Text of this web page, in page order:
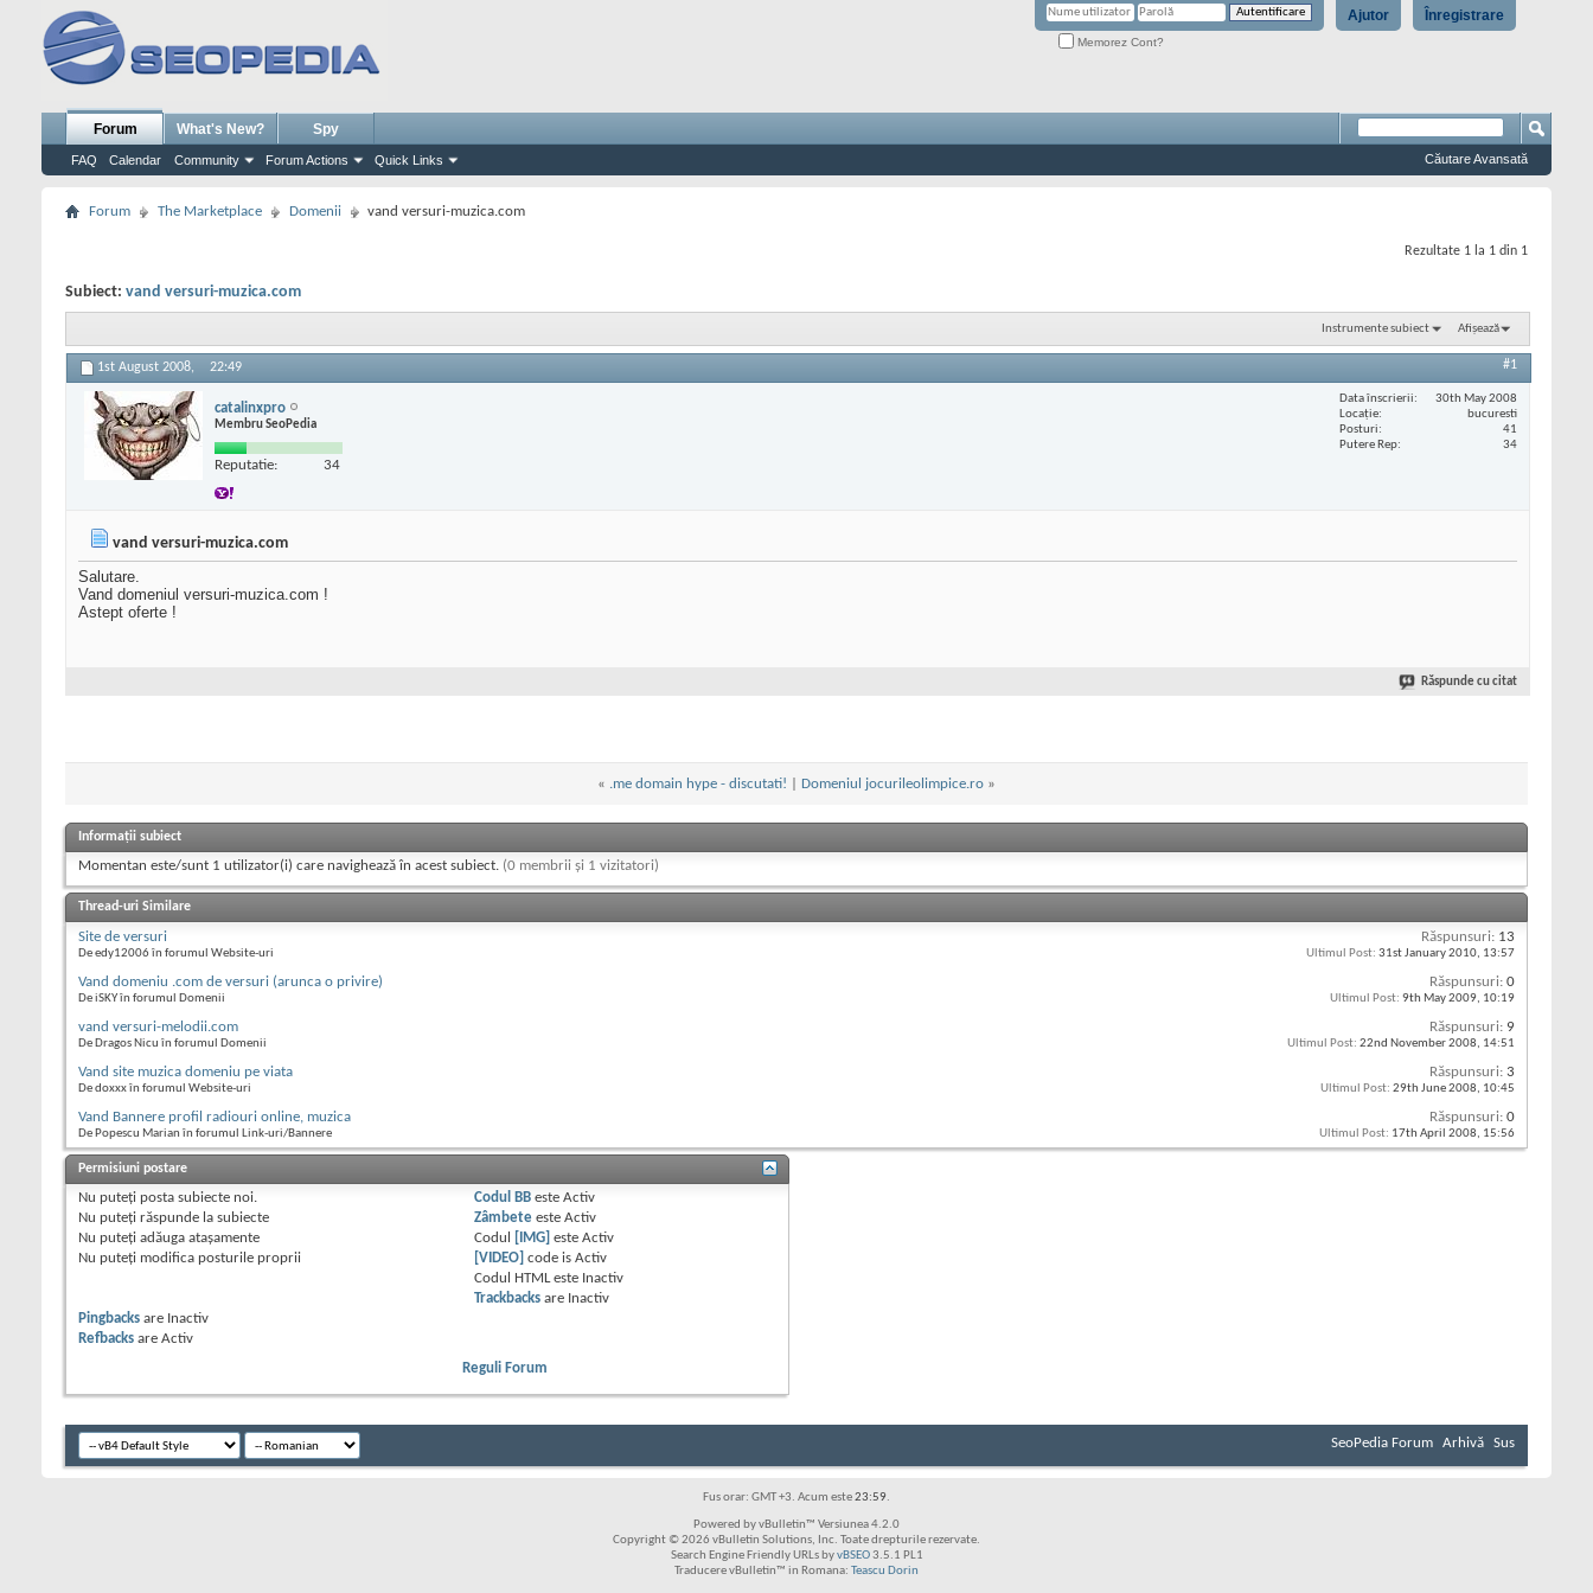
Înregistrare
Ajutor
Memorez Cont?
Forum
FAQ Calendar Community Forum Actions Quick Links
What's New? Spy
Căutare Avansată
Forum The Marketplace Domenii vand versuri-muzica.com
Rezultate 1 la 1 din 1
Subiect: vand versuri-muzica.com
Instrumente subiect Afișează
1st August 2008, 22:49 #1
catalinxpro
Membru SeoPedia
Reputatie: 34
Data înscrierii
30th May 2008
Locaţie
bucuresti
Posturi
41
Putere Rep
34
vand versuri-muzica.com
Salutare.
Vand domeniul versuri-muzica.com !
Astept oferte !
Răspunde cu citat
« .me domain hype - discutati! Domeniul jocurileolimpice.ro »
Informații subiect
Momentan este/sunt 1 utilizator(i) care navighează în acest subiect. (0 membrii și 1 vizitatori)
Thread-uri Similare
Site de versuri
De edy12006 în forumul Website-uri
Răspunsuri: 13
Ultimul Post: 31st January 2010, 13:57
Vand domeniu .com de versuri (arunca o privire)
De iSKY în forumul Domenii
Răspunsuri: 0
Ultimul Post: 9th May 2009, 10:19
vand versuri-melodii.com
De Dragos Nicu în forumul Domenii
Răspunsuri: 9
Ultimul Post: 22nd November 2008, 14:51
Vand site muzica domeniu pe viata
De doxxx în forumul Website-uri
Răspunsuri: 3
Ultimul Post: 29th June 2008, 10:45
Vand Bannere profil radiouri online, muzica
De Popescu Marian în forumul Link-uri/Bannere
Răspunsuri: 0
Ultimul Post: 17th April 2008, 15:56
Permisiuni postare
Nu puteţi posta subiecte noi.
Nu puteţi răspunde la subiecte
Nu puteţi adăuga ataşamente
Nu puteţi modifica posturile proprii
Codul BB esteActiv
Zâmbete esteActiv
Codul
[IMG] esteActiv
[VIDEO] code isActiv
Codul HTML este Inactiv
Trackbacks are Inactiv
Pingbacks are Inactiv
Refbacks are Activ
Reguli Forum
SeoPedia Forum Arhivă Sus
Fus orar: GMT +3. Acum este23:59.
Powered by vBulletin™ Versiunea 4.2.0
Copyright © 2026 vBulletin Solutions, Inc. Toate drepturile rezervate.
Search Engine Friendly URLs byvBSEO3.5.1 PL1
Traducere vBulletin™ in Romana: Teascu Dorin